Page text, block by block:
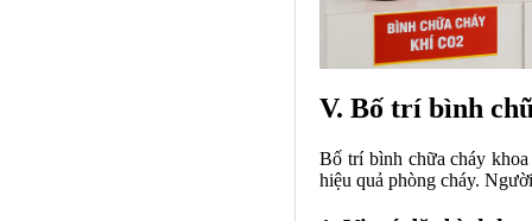
V. Bố trí bình
Bố trí bình chữa cháy
hiệu quả phòng cháy.